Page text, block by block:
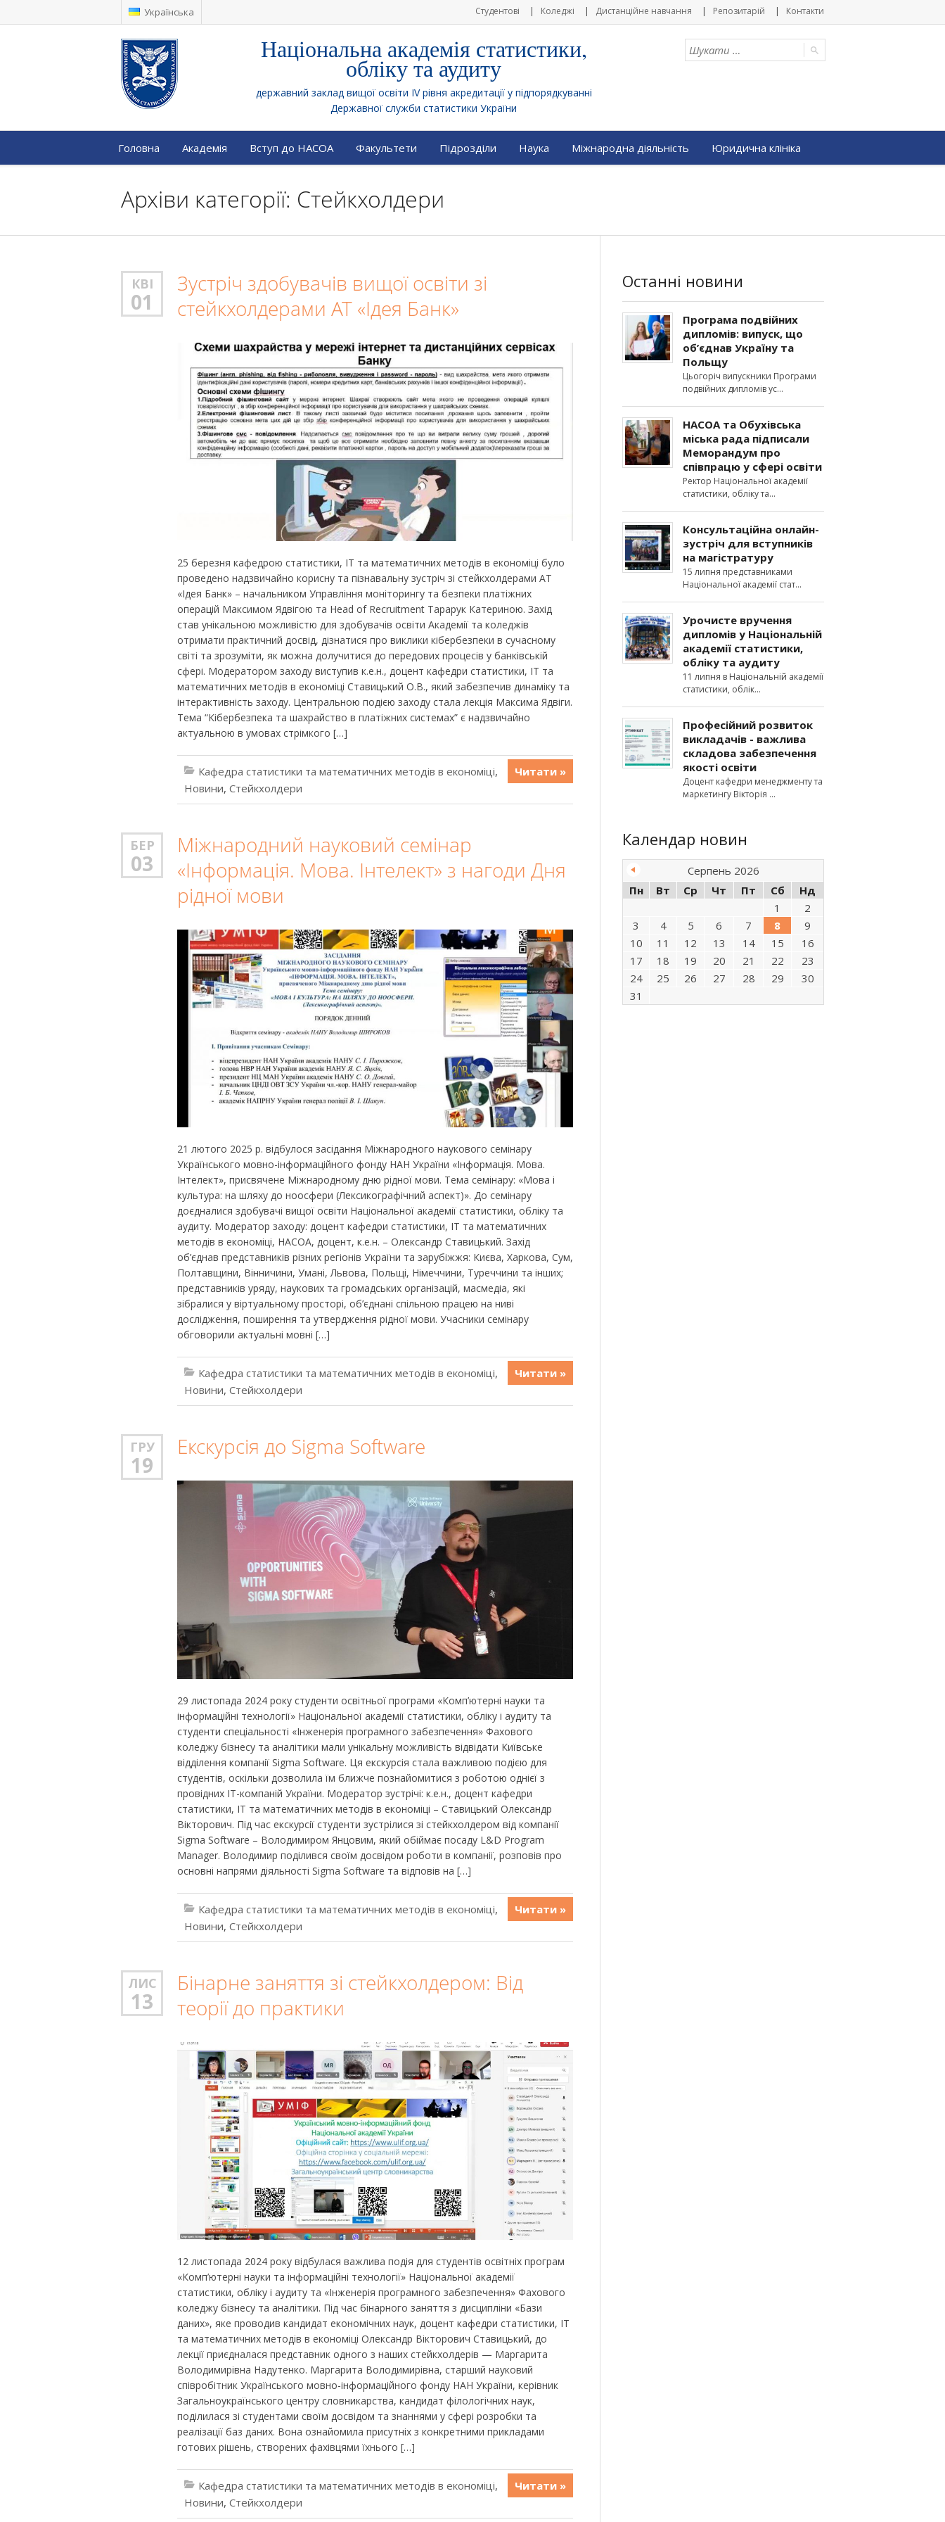
Українська Студентові Коледжі Дистанційне навчання Репозитарій Контакти
Національна академія статистики,
обліку та аудиту
державний заклад вищої освіти IV рівня акредитації у підпорядкуванні
Державної служби статистики України
Головна Академія Вступ до НАСОА Факультети Підрозділи Наука Міжнародна діяльність Юридична клініка
Архіви категорії: Стейкхолдери
КВІ
01
Зустріч здобувачів вищої освіти зі
стейкхолдерами АТ «Ідея Банк»
25 березня кафедрою статистики, ІТ та математичних методів в економіці було
проведено надзвичайно корисну та пізнавальну зустріч зі стейкхолдерами АТ
«Ідея Банк» – начальником Управління моніторингу та безпеки платіжних
операцій Максимом Ядвігою та Head of Recruitment Тарарук Катериною. Захід
став унікальною можливістю для здобувачів освіти Академії та коледжів
отримати практичний досвід, дізнатися про виклики кібербезпеки в сучасному
світі та зрозуміти, як можна долучитися до передових процесів у банківській
сфері. Модератором заходу виступив к.е.н., доцент кафедри статистики, IT та
математичних методів в економіці Ставицький О.В., який забезпечив динаміку та
інтерактивність заходу. Центральною подією заходу стала лекція Максима Ядвіги.
Тема “Кібербезпека та шахрайство в платіжних системах” є надзвичайно
актуальною в умовах стрімкого […]
Кафедра статистики та математичних методів в економіці,
Новини, Стейкхолдери
Читати »
БЕР
03
Міжнародний науковий семінар
«Інформація. Мова. Інтелект» з нагоди Дня
рідної мови
21 лютого 2025 р. відбулося засідання Міжнародного наукового семінару
Українського мовно-інформаційного фонду НАН України «Інформація. Мова.
Інтелект», присвячене Міжнародному дню рідної мови. Тема семінару: «Мова і
культура: на шляху до ноосфери (Лексикографічний аспект)». До семінару
доєдналися здобувачі вищої освіти Національної академії статистики, обліку та
аудиту. Модератор заходу: доцент кафедри статистики, ІТ та математичних
методів в економіці, НАСОА, доцент, к.е.н. – Олександр Ставицький. Захід
об’єднав представників різних регіонів України та зарубіжжя: Києва, Харкова, Сум,
Полтавщини, Вінничини, Умані, Львова, Польщі, Німеччини, Туреччини та інших;
представників уряду, наукових та громадських організацій, масмедіа, які
зібралися у віртуальному просторі, об’єднані спільною працею на ниві
дослідження, поширення та утвердження рідної мови. Учасники семінару
обговорили актуальні мовні […]
Кафедра статистики та математичних методів в економіці,
Новини, Стейкхолдери
Читати »
ГРУ
19
Екскурсія до Sigma Software
29 листопада 2024 року студенти освітньої програми «Комп’ютерні науки та
інформаційні технології» Національної академії статистики, обліку і аудиту та
студенти спеціальності «Інженерія програмного забезпечення» Фахового
коледжу бізнесу та аналітики мали унікальну можливість відвідати Київське
відділення компанії Sigma Software. Ця екскурсія стала важливою подією для
студентів, оскільки дозволила їм ближче познайомитися з роботою однієї з
провідних ІТ-компаній України. Модератор зустрічі: к.е.н., доцент кафедри
статистики, ІТ та математичних методів в економіці – Ставицький Олександр
Вікторович. Під час екскурсії студенти зустрілися зі стейкхолдером від компанії
Sigma Software – Володимиром Янцовим, який обіймає посаду L&D Program
Manager. Володимир поділився своїм досвідом роботи в компанії, розповів про
основні напрями діяльності Sigma Software та відповів на […]
Кафедра статистики та математичних методів в економіці,
Новини, Стейкхолдери
Читати »
ЛИС
13
Бінарне заняття зі стейкхолдером: Від
теорії до практики
12 листопада 2024 року відбулася важлива подія для студентів освітніх програм
«Комп’ютерні науки та інформаційні технології» Національної академії
статистики, обліку і аудиту та «Інженерія програмного забезпечення» Фахового
коледжу бізнесу та аналітики. Під час бінарного заняття з дисципліни «Бази
даних», яке проводив кандидат економічних наук, доцент кафедри статистики, ІТ
та математичних методів в економіці Олександр Вікторович Ставицький, до
лекції приєдналася представник одного з наших стейкхолдерів — Маргарита
Володимирівна Надутенко. Маргарита Володимирівна, старший науковий
співробітник Українського мовно-інформаційного фонду НАН України, керівник
Загальноукраїнського центру словникарства, кандидат філологічних наук,
поділилася зі студентами своїм досвідом та знаннями у сфері розробки та
реалізації баз даних. Вона ознайомила присутніх з конкретними прикладами
готових рішень, створених фахівцями їхнього […]
Кафедра статистики та математичних методів в економіці,
Новини, Стейкхолдери
Читати »
Останні новини
Програма подвійних
дипломів: випуск, що
об’єднав Україну та
Польщу
Цьогоріч випускники Програми
подвійних дипломів ус
НАСОА та Обухівська
міська рада підписали
Меморандум про
співпрацю у сфері освіти
Ректор Національної академії
статистики, обліку та
Консультаційна онлайн-
зустріч для вступників
на магістратуру
15 липня представниками
Національної академії стат
Урочисте вручення
дипломів у Національній
академії статистики,
обліку та аудиту
11 липня в Національній академії
статистики, облік
Професійний розвиток
викладачів - важлива
складова забезпечення
якості освіти
Доцент кафедри менеджменту та
маркетингу Вікторія
Календар новин
Серпень 2026
Пн
Вт Ср Чт Пт Сб
Нд
1
2
3
4 5 6 7 8
9
10
11 12 13 14 15
16
17
18 19 20 21 22
23
24
25 26 27 28 29
30
31